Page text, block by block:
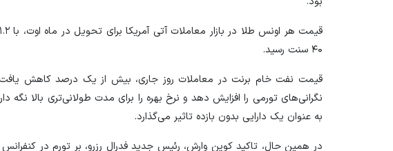
۴۰ سنت رسید.
قیمت نفت خام برنت در معاملات روز جاری، بیش از یک درصد کاهش
نگرانی‌های تورمی را افزایش دهد و نرخ بهره را برای مدت طولانی‌تری بالا نگه
به عنوان یک دارایی بدون بازده تاثیر می‌گذارد.
در همین حال، تاکید کوین وارش، رئیس جدید فدرال رزرو، بر تورم در